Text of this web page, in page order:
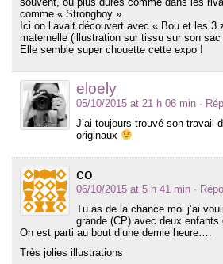
comme « Strongboy ».
Ici on l’avait découvert avec « Bou et les
maternelle (illustration sur tissu sur son sac
Elle semble super chouette cette expo !
eloely
05/10/2015 at 21 h 06 min ·
J’ai toujours trouvé son travail
originaux
co
06/10/2015 at 5 h 41 min ·
Tu as de la chance moi j’ai
grande (CP) avec deux enfants
On est parti au bout d’une demie heure….
Très jolies illustrations